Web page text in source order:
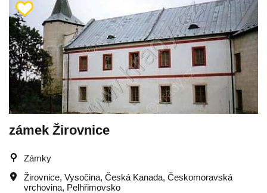
zámek Žirovnice
Zámky
Žirovnice, Vysočina, Česká Kanada, Českomoravská
vrchovina, Pelhřimovsko